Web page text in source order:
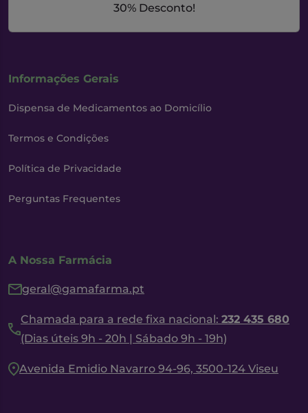
30% Desconto!
Informações Gerais
Dispensa de Medicamentos ao Domicílio
Termos e Condições
Política de Privacidade
Perguntas Frequentes
A Nossa Farmácia
geral@gamafarma.pt
Chamada para a rede fixa nacional: 232 435 680
(Dias úteis 9h - 20h | Sábado 9h - 19h)
Avenida Emidio Navarro 94-96, 3500-124 Viseu